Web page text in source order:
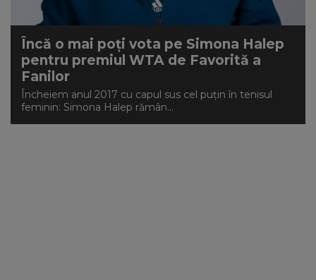
CONTUL MEU
Încă o mai poți vota pe Simona Halep
pentru premiul WTA de Favorită a
Fanilor
Încheiem anul 2017 cu capul sus cel puțin în tenisul
feminin: Simona Halep rămân...